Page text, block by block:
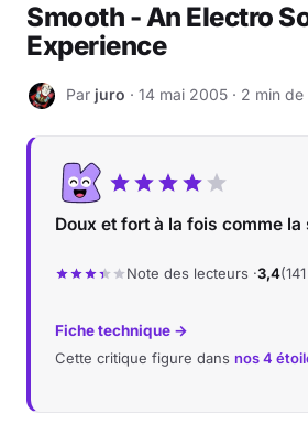
Smooth - An Electro
Experience
J Par juro · 14 mai 2005 · 2 min
Doux et fort à la fois comme la
Note des lecteurs ·3,4
Fiche technique →
Cette critique figure dans nos 4